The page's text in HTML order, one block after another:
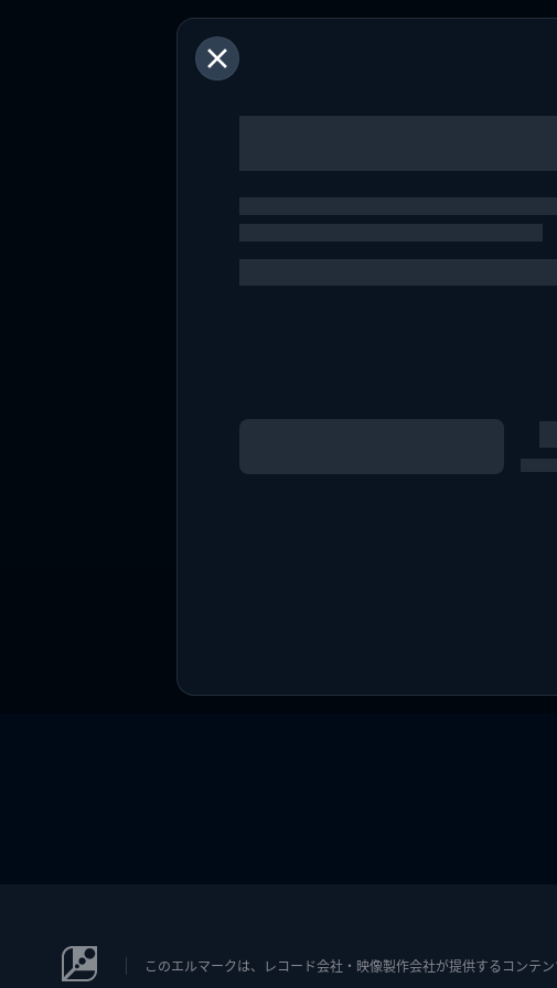
このエルマークは、レコード会社・映像製作会社が提供するコンテ